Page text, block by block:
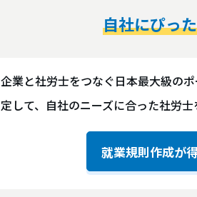
自社にぴっ
企業と社労士をつなぐ日本最大級の
定して、自社のニーズに合った社労士
就業規則作成が